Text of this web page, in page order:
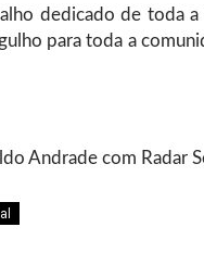
dedicado de toda a
para toda a
Andrade com Radar